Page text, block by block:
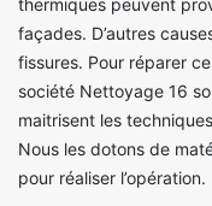
thermiques peuvent
façades. D’autres
fissures. Pour réparer
société Nettoyage 16
maitrisent les
Nous les dotons de
pour réaliser